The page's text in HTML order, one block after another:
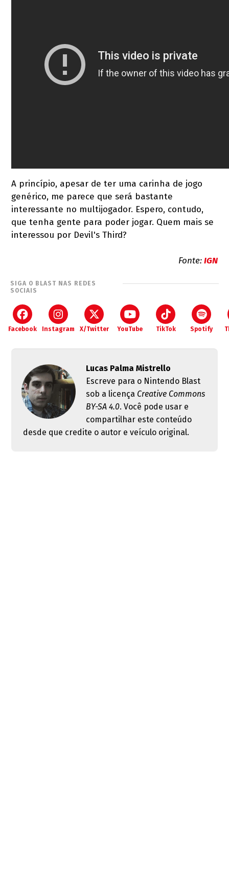
A princípio, apesar de ter uma carinha de jogo
genérico, me parece que será bastante
interessante no multijogador. Espero, contudo,
que tenha gente para poder jogar. Quem mais se
interessou por Devil's Third?
Fonte:IGN
SIGA O BLAST NAS REDES
SOCIAIS
Facebook Instagram X/Twitter YouTube TikTok Spotify
Lucas Palma Mistrello
Escreve para o Nintendo Blast
sob a licença Creative Commons
BY-SA 4.0. Você pode usar e
compartilhar este conteúdo
desde que credite o autor e veículo original.